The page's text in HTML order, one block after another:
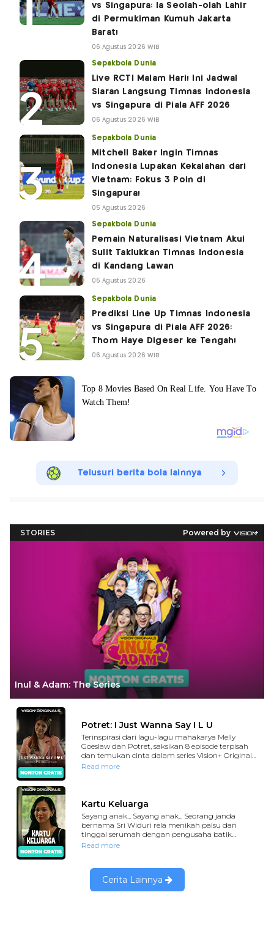
vs Singapura: Ia Seolah-olah Lahir
di Permukiman Kumuh Jakarta
Barat!
06 Agustus 2026 WIB
Sepakbola Dunia
Live RCTI Malam Hari! Ini Jadwal
Siaran Langsung Timnas Indonesia
vs Singapura di Piala AFF 2026
06 Agustus 2026 WIB
Sepakbola Dunia
Mitchell Baker Ingin Timnas
Indonesia Lupakan Kekalahan dari
Vietnam: Fokus 3 Poin di
Singapura!
05 Agustus 2026
Sepakbola Dunia
Pemain Naturalisasi Vietnam Akui
Sulit Taklukkan Timnas Indonesia
di Kandang Lawan
05 Agustus 2026
Sepakbola Dunia
Prediksi Line Up Timnas Indonesia
vs Singapura di Piala AFF 2026:
Thom Haye Digeser ke Tengah!
06 Agustus 2026 WIB
Telusuri berita bola lainnya